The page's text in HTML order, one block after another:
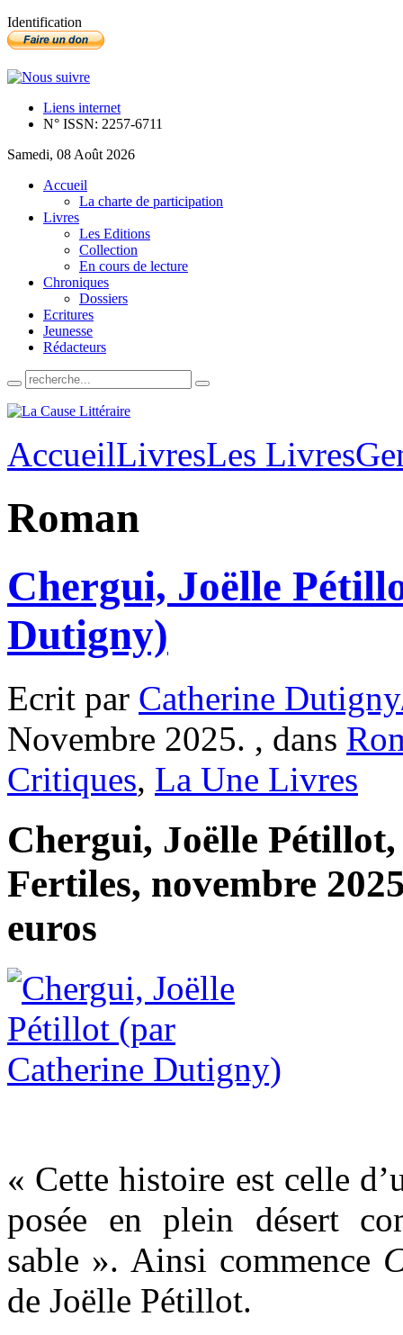
Identification
Liens internet
N° ISSN: 2257-6711
Samedi, 08 Août 2026
Accueil
La charte de participation
Livres
Les Editions
Collection
En cours de lecture
Chroniques
Dossiers
Ecritures
Jeunesse
Rédacteurs
AccueilLivresLes Livres
Roman
Chergui, Joëlle
Dutigny)
Ecrit par Catherine
Novembre 2025. , dans
Critiques, La Une Livres
Chergui, Joëlle
Fertiles, novembre
euros
« Cette histoire est celle
posée en plein désert
sable ». Ainsi commence
de Joëlle Pétillot.